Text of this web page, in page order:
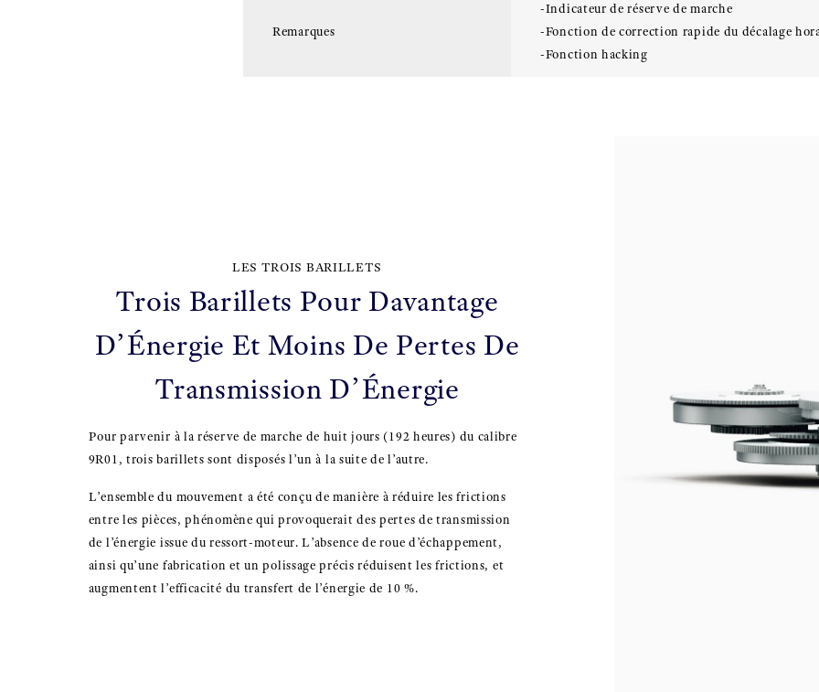
Remarques
-Indicateur de réserve de marche
-Fonction de correction rapide du décalage
-Fonction hacking
LES TROIS BARILLETS
Trois Barillets Pour Davantage
D’Énergie Et Moins De Pertes De
Transmission D’Énergie
Pour parvenir à la réserve de marche de huit jours (192 heures) du calibre
9R01, trois barillets sont disposés l’un à la suite de l’autre.
L’ensemble du mouvement a été conçu de manière à réduire les frictions
entre les pièces, phénomène qui provoquerait des pertes de transmission
de l’énergie issue du ressort-moteur. L’absence de roue d’échappement,
ainsi qu’une fabrication et un polissage précis réduisent les frictions, et
augmentent l’efficacité du transfert de l’énergie de 10 %.